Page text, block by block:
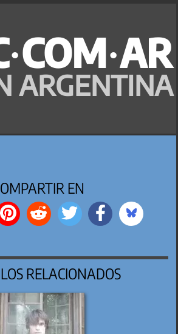
ARGENTINA
EN
RELACIONADOS